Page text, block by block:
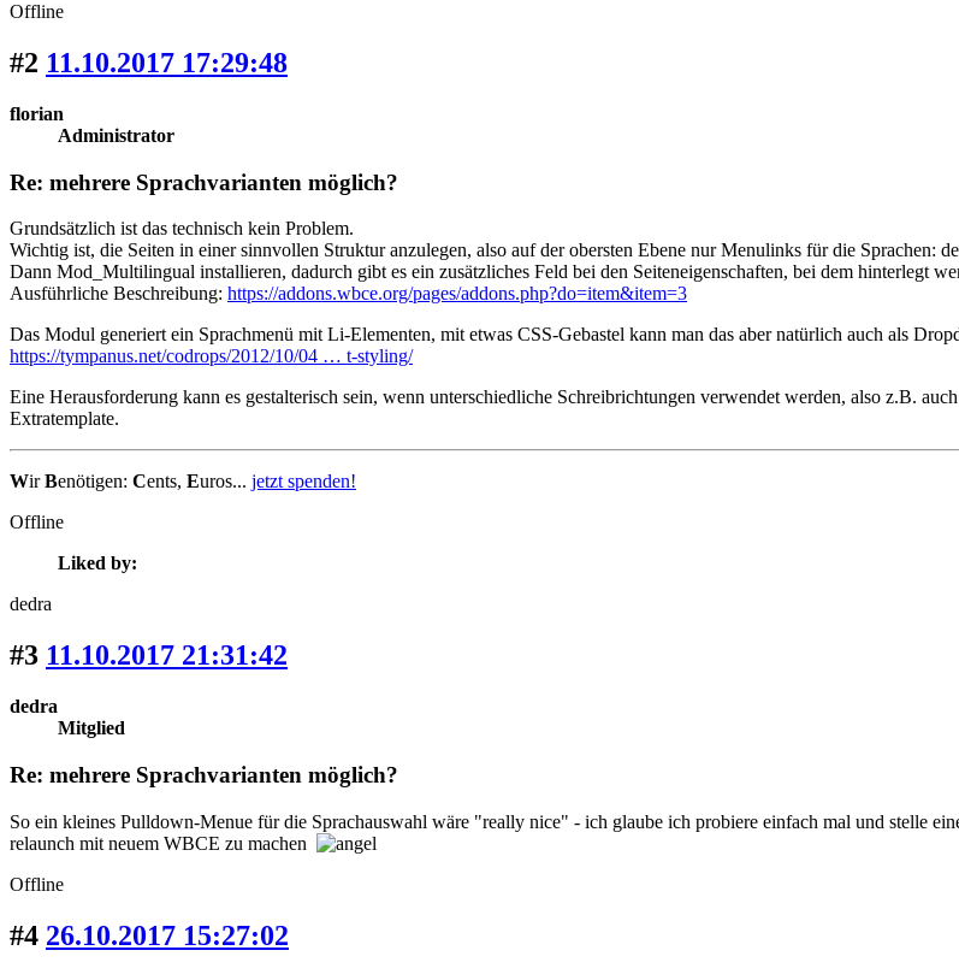
Offline
#2 11.10.2017 17:29:48
florian
Administrator
Re: mehrere Sprachvarianten möglich?
Grundsätzlich ist das technisch kein Problem.
Wichtig ist, die Seiten in einer sinnvollen Struktur anzulegen, also auf der obersten Ebene nur Menulinks für die Sprachen:
Dann Mod_Multilingual installieren, dadurch gibt es ein zusätzliches Feld bei den Seiteneigenschaften, bei dem hinterlegt
Ausführliche Beschreibung: https://addons.wbce.org/pages/addons.php?do=item&item=3
Das Modul generiert ein Sprachmenü mit Li-Elementen, mit etwas CSS-Gebastel kann man das aber natürlich auch als
https://tympanus.net/codrops/2012/10/04 … t-styling/
Eine Herausforderung kann es gestalterisch sein, wenn unterschiedliche Schreibrichtungen verwendet werden, also z.B.
Extratemplate.
WirBenötigen: Cents, Euros... jetzt spenden!
Offline
Liked by:
dedra
#3 11.10.2017 21:31:42
dedra
Mitglied
Re: mehrere Sprachvarianten möglich?
So ein kleines Pulldown-Menue für die Sprachauswahl wäre "really nice" - ich glaube ich probiere einfach mal und stelle
relaunch mit neuem WBCE zu machen
Offline
#4 26.10.2017 15:27:02